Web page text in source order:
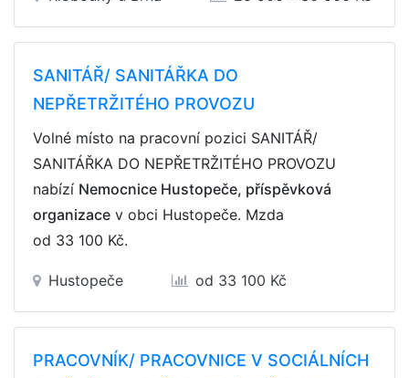
SANITÁŘ/ SANITÁŘKA DO
NEPŘETRŽITÉHO PROVOZU
Volné místo na pracovní pozici SANITÁŘ/
SANITÁŘKA DO NEPŘETRŽITÉHO PROVOZU
nabízí Nemocnice Hustopeče, příspěvková
organizace v obci Hustopeče. Mzda
od 33 100 Kč.
Hustopeče od 33 100 Kč
PRACOVNÍK/ PRACOVNICE V SOCIÁLNÍCH